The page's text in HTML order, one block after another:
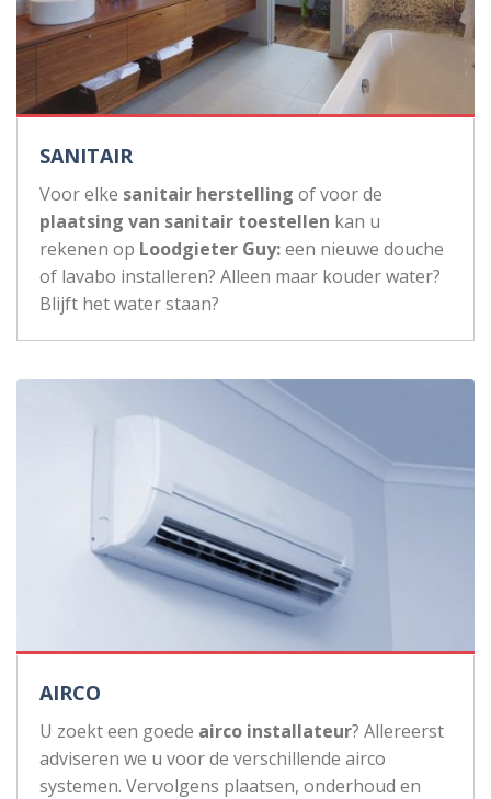
SANITAIR
Voor elke sanitair herstelling of voor de
plaatsing van sanitair toestellen kan u
rekenen op Loodgieter Guy:een nieuwe douche
of lavabo installeren? Alleen maar kouder water?
Blijft het water staan?
AIRCO
U zoekt een goede airco installateur? Allereerst
adviseren we u voor de verschillende airco
systemen. Vervolgens plaatsen, onderhoud en